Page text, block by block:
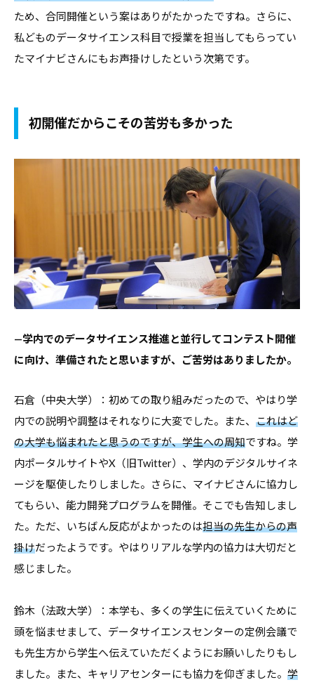
ため、合同開催という案はありがたかったですね。さらに、
私どものデータサイエンス科目で授業を担当してもらってい
たマイナビさんにもお声掛けしたという次第です。
初開催だからこその苦労も多かった
—学内でのデータサイエンス推進と並行してコンテスト開催
に向け、準備されたと思いますが、ご苦労はありましたか。
石倉（中央大学）：初めての取り組みだったので、やはり学
内での説明や調整はそれなりに大変でした。また、 これはど
の大学も悩まれたと思うのですが、学生への周知ですね。学
内ポータルサイトやX（旧Twitter）、学内のデジタルサイネ
ージを駆使したりしました。さらに、マイナビさんに協力し
てもらい、能力開発プログラムを開催。そこでも告知しまし
た。ただ、いちばん反応がよかったのは担当の先生からの声
掛けだったようです。やはりリアルな学内の協力は大切だと
感じました。
鈴木（法政大学）：本学も、多くの学生に伝えていくために
頭を悩ませまして、データサイエンスセンターの定例会議で
も先生方から学生へ伝えていただくようにお願いしたりもし
ました。また、キャリアセンターにも協力を仰ぎました。 学